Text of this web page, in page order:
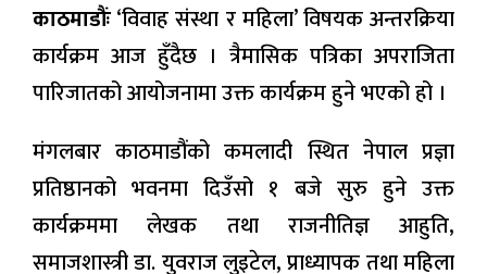
काठमाडौंः‘विवाह संस्था र महिला’ विषयक अन्तरक्रिया
कार्यक्रम आज हुँदैछ । त्रैमासिक पत्रिका अपराजिता
पारिजातको आयोजनामा उक्त कार्यक्रम हुने भएको हो ।
मंगलबार काठमाडौंको कमलादी स्थित नेपाल प्रज्ञा
प्रतिष्ठानको भवनमा दिउँसो १ बजे सुरु हुने उक्त
कार्यक्रममा लेखक तथा राजनीतिज्ञ आहुति,
समाजशास्त्री डा. युवराज लुइटेल, प्राध्यापक तथा महिला